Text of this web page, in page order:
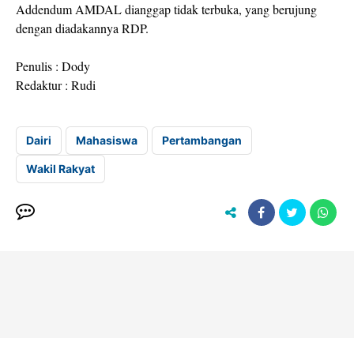
Addendum AMDAL dianggap tidak terbuka, yang berujung
dengan diadakannya RDP.
Penulis : Dody
Redaktur : Rudi
Dairi Mahasiswa Pertambangan
Wakil Rakyat